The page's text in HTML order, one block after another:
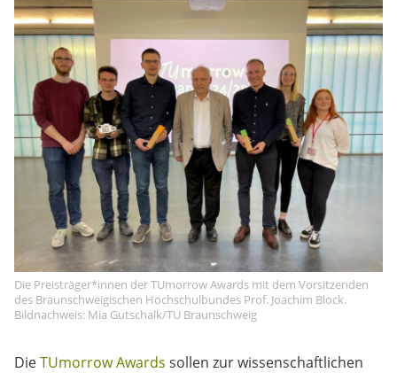
Die Preisträger*innen der TUmorrow Awards mit dem Vorsitzenden
des Braunschweigischen Hochschulbundes Prof. Joachim Block.
Bildnachweis: Mia Gutschalk/TU Braunschweig
DieTUmorrow Awards sollen zur wissenschaftlichen